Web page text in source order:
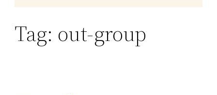
Tag: out-group